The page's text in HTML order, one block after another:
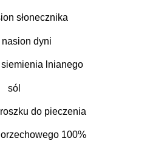
słonecznika
nasion dyni
siemienia lnianego
sól
do pieczenia
orzechowego 100%